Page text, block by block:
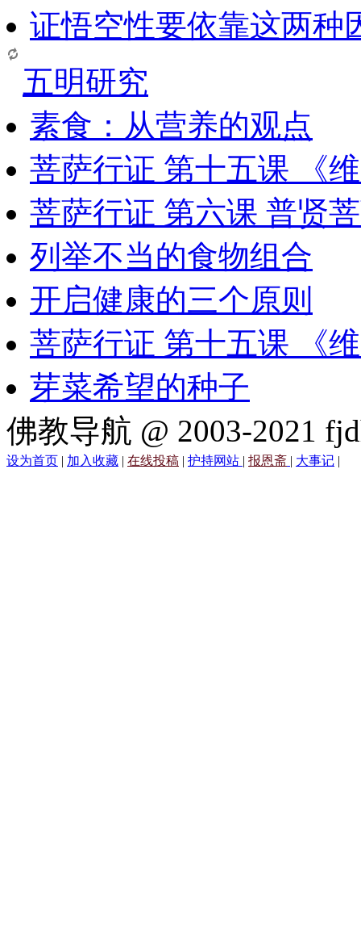
证悟空性要依靠这两种
五明研究
素食：从营养的观点
菩萨行证 第十五课 《
菩萨行证 第六课 普贤
列举不当的食物组合
开启健康的三个原则
菩萨行证 第十五课 《
芽菜希望的种子
佛教导航 @ 2003-2021
设为首页 | 加入收藏 | 在线投稿 | 护持网站 | 报恩斋 | 大事记 |